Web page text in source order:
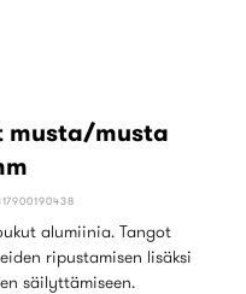
musta/musta
alumiinia. Tangot
ripustamisen lisäksi
säilyttämiseen.